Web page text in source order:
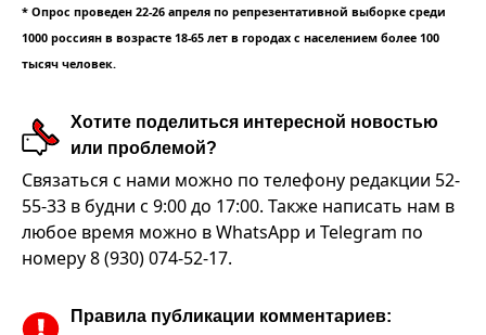
* Опрос проведен 22-26 апреля по репрезентативной выборке среди
1000 россиян в возрасте 18-65 лет в городах с населением более 100
тысяч человек.
Хотите поделиться интересной новостью
или проблемой?
Связаться с нами можно по телефону редакции 52-
55-33 в будни с 9:00 до 17:00. Также написать нам в
любое время можно в WhatsApp и Telegram по
номеру 8 (930) 074-52-17.
Правила публикации комментариев: